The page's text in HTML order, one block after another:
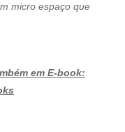
micro espaço que
em E-book: